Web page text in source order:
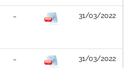
31/03/2022
31/03/2022